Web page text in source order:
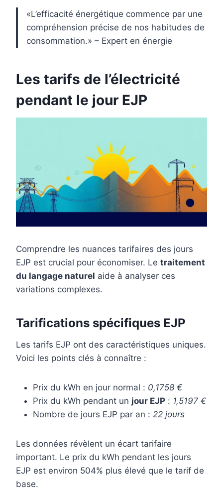
«L’efficacité énergétique commence par une
compréhension précise de nos habitudes de
consommation.» – Expert en énergie
Les tarifs de l’électricité
pendant le jour EJP
Comprendre les nuances tarifaires des jours
EJP est crucial pour économiser. Le traitement
du langage naturel aide à analyser ces
variations complexes.
Tarifications spécifiques EJP
Les tarifs EJP ont des caractéristiques uniques.
Voici les points clés à connaître :
Prix du kWh en jour normal : 0,1758 €
Prix du kWh pendant un jour EJP : 1,5197 €
Nombre de jours EJP par an : 22 jours
Les données révèlent un écart tarifaire
important. Le prix du kWh pendant les jours
EJP est environ 504% plus élevé que le tarif de
base.